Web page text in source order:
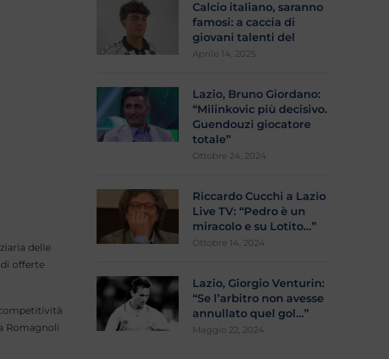
delle
offerte
Romagnoli
Calcio italiano, saranno
famosi: a caccia di
giovani talenti del
Aprile 14, 2025
Lazio, Bruno Giordano:
“Milinkovic più decisivo.
Guendouzi giocatore
totale”
Ottobre 24, 2024
Riccardo Cucchi a Lazio
Live TV: “Pedro è un
miracolo e su Lotito…”
Ottobre 14, 2024
Lazio, Giorgio Venturin:
“Se l’arbitro non avesse
annullato quel gol…”
Maggio 22, 2024